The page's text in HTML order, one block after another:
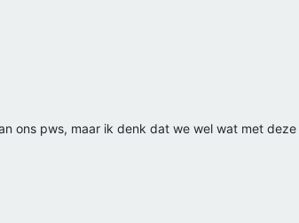
ons pws, maar ik denk dat we wel wat met